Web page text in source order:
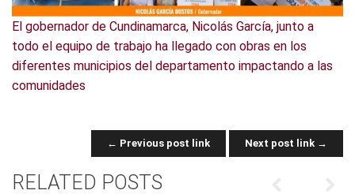
El gobernador de Cundinamarca, Nicolás García, junto a
todo el equipo de trabajo ha llegado con obras en los
diferentes municipios del departamento impactando a las
comunidades
POST NAVIGATION
← Previous post link Next post link →
RELATED POSTS